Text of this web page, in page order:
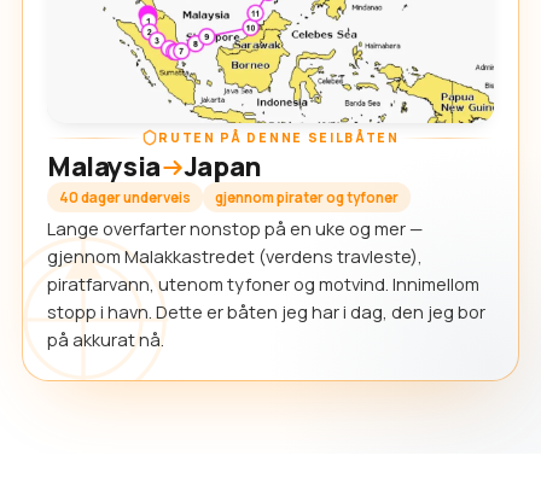
RUTEN PÅ DENNE SEILBÅTEN
Malaysia Japan
40 dager underveis gjennom pirater og tyfoner
Lange overfarter nonstop på en uke og mer —
gjennom Malakkastredet (verdens travleste),
piratfarvann, utenom tyfoner og motvind. Innimellom
stopp i havn. Dette er båten jeg har i dag, den jeg bor
på akkurat nå.